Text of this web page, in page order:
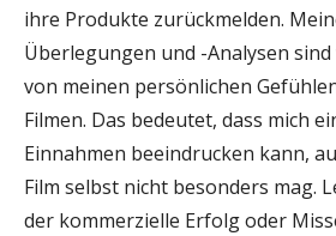
ihre Produkte zurückmelden.
Überlegungen und -Analysen
von meinen persönlichen
Filmen. Das bedeutet, dass mich
Einnahmen beeindrucken kann,
Film selbst nicht besonders mag.
der kommerzielle Erfolg oder